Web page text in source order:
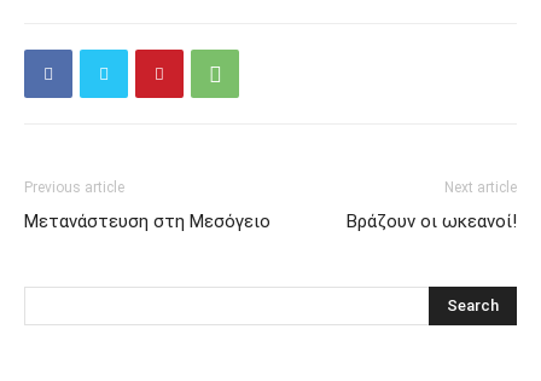
Previous article
Μετανάστευση στη Μεσόγειο
Next article
Βράζουν οι ωκεανοί!